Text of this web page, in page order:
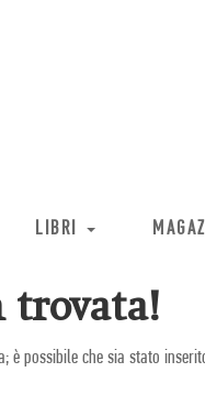
LIBRI
trovata!
è possibile che sia stato